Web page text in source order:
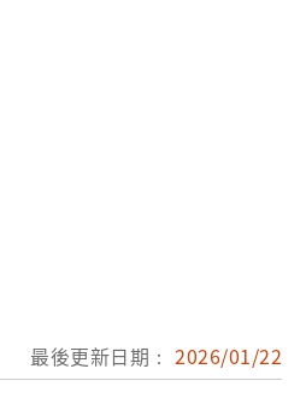
最後更新日期： 2026/01/22